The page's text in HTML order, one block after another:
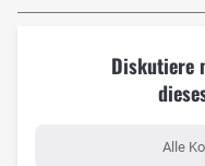
Diskutiere
Alle